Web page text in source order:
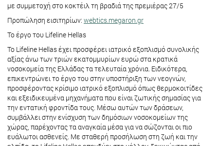
με συμμετοχή στο κοκτέιλ τη βραδιά της πρεμιέρας 27/5
Προπώληση εισιτηρίων: webtics.megaron.gr
Το έργο του Lifeline Hellas
Το Lifeline Hellas έχει προσφέρει ιατρικό εξοπλισμό συνολικής
αξίας άνω των τριών εκατομμυρίων ευρώ στα κρατικά
νοσοκομεία της Ελλάδας τα τελευταία χρόνια. Ειδικότερα,
επικεντρώνει το έργο του στην υποστήριξη των νεογνών,
προσφέροντας κρίσιμο ιατρικό εξοπλισμό όπως θερμοκοιτίδες
και εξειδικευμένα μηχανήματα που είναι ζωτικής σημασίας για
την εντατική φροντίδα τους. Μέσω αυτών των δράσεων,
συμβάλλει στην ενίσχυση των δημόσιων νοσοκομείων της
χώρας, παρέχοντας τα αναγκαία μέσα για να σώζονται οι πιο
ευάλωτοι ασθενείς. Με σταθερή προσήλωση στη ζωή και την